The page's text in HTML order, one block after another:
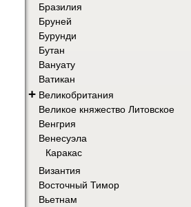
Бразилия
Бруней
Бурунди
Бутан
Вануату
Ватикан
+ Великобритания
Великое княжество Литовское
Венгрия
Венесуэла
Каракас
Византия
Восточный Тимор
Вьетнам